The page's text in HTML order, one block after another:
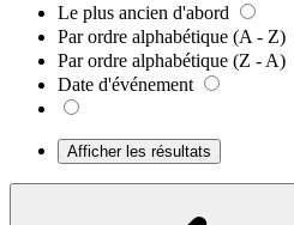
Le plus ancien d'abord
Par ordre alphabétique (A - Z)
Par ordre alphabétique (Z - A)
Date d'événement
Afficher les résultats